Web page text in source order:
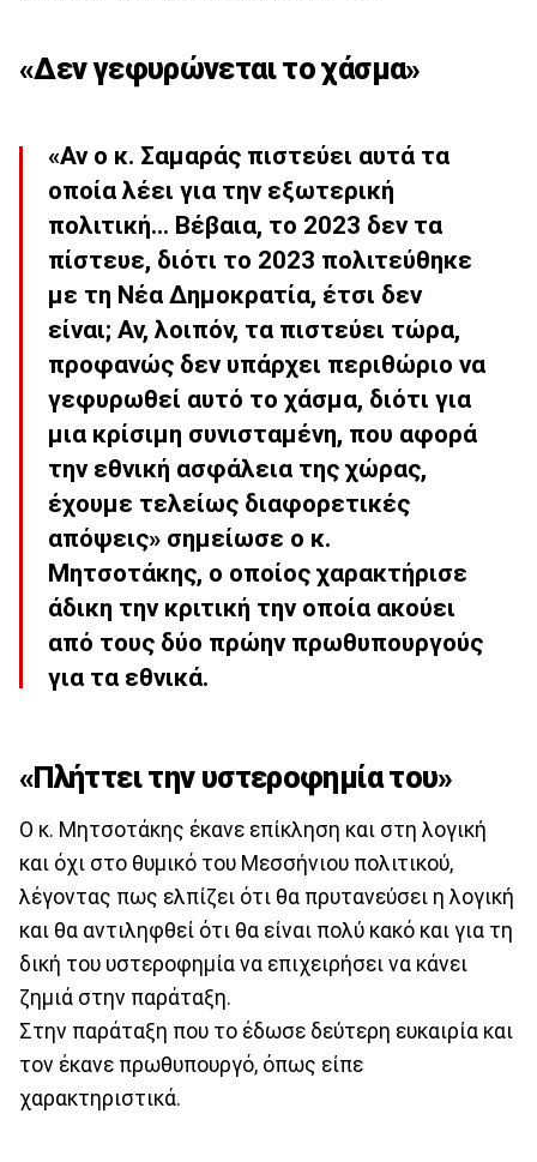
«Δεν γεφυρώνεται το χάσμα»
«Αν ο κ. Σαμαράς πιστεύει αυτά τα
οποία λέει για την εξωτερική
πολιτική… Βέβαια, το 2023 δεν τα
πίστευε, διότι το 2023 πολιτεύθηκε
με τη Νέα Δημοκρατία, έτσι δεν
είναι; Αν, λοιπόν, τα πιστεύει τώρα,
προφανώς δεν υπάρχει περιθώριο να
γεφυρωθεί αυτό το χάσμα, διότι για
μια κρίσιμη συνισταμένη, που αφορά
την εθνική ασφάλεια της χώρας,
έχουμε τελείως διαφορετικές
απόψεις» σημείωσε ο κ.
Μητσοτάκης, ο οποίος χαρακτήρισε
άδικη την κριτική την οποία ακούει
από τους δύο πρώην πρωθυπουργούς
για τα εθνικά.
«Πλήττει την υστεροφημία του»
Ο κ. Μητσοτάκης έκανε επίκληση και στη λογική
και όχι στο θυμικό του Μεσσήνιου πολιτικού,
λέγοντας πως ελπίζει ότι θα πρυτανεύσει η λογική
και θα αντιληφθεί ότι θα είναι πολύ κακό και για τη
δική του υστεροφημία να επιχειρήσει να κάνει
ζημιά στην παράταξη.
Στην παράταξη που το έδωσε δεύτερη ευκαιρία και
τον έκανε πρωθυπουργό, όπως είπε
χαρακτηριστικά.